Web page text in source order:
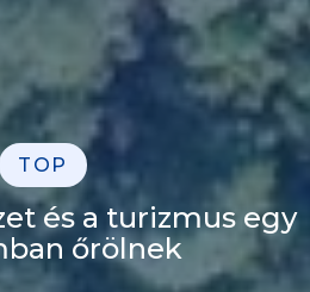
TOP
és a turizmus egy
őrölnek